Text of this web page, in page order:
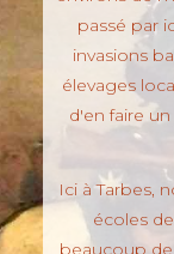
passé par
invasions
élevages
d'en faire
Ici à Tarbes,
écoles
beaucoup de